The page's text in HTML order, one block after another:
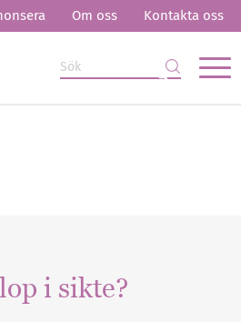
Om oss Kontakta oss
i sikte?